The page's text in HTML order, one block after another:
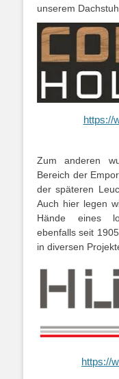
unserem
https://
Zum anderen
Bereich der
der späteren
Auch hier legen
Hände eines
ebenfalls seit
in diversen
https://